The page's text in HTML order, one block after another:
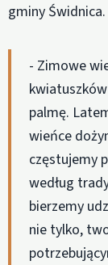
gminy Świdnica.
- Zimowe
palmę.
wieńce
częstujemy
według
bierzemy
nie tylko,